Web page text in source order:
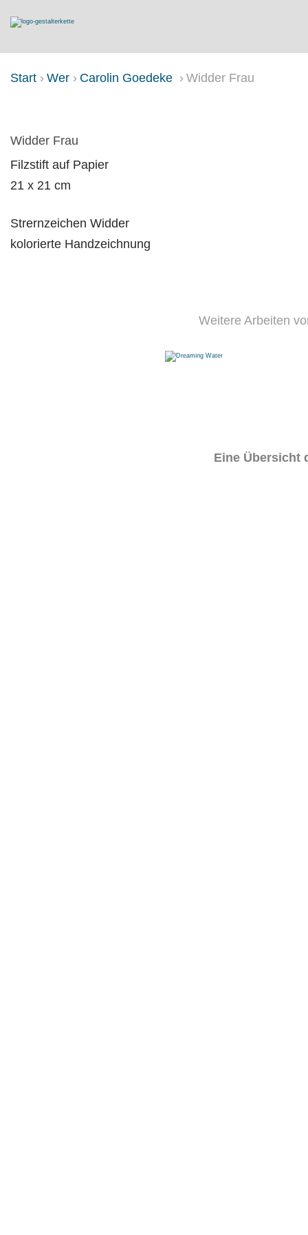
Start Wer Carolin Goedeke Widder Frau
Widder Frau
Filzstift auf Papier
21 x 21 cm
Strernzeichen Widder
kolorierte Handzeichnung
Weitere Arbeiten
Eine Übersicht